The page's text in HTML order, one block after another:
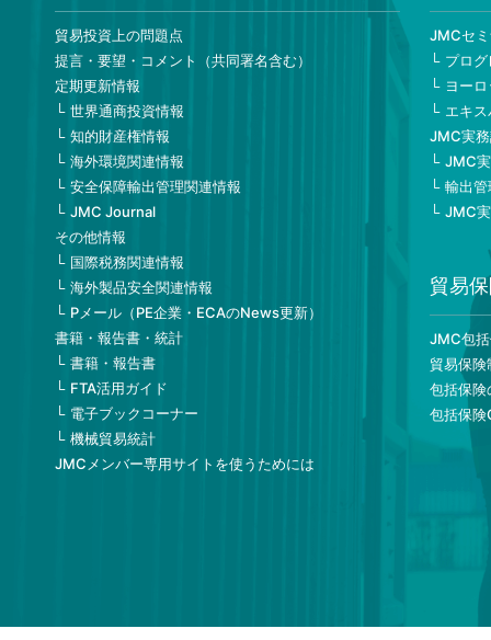
貿易投資上の問題点
提言・要望・コメント（共同署名含む）
定期更新情報
世界通商投資情報
知的財産権情報
海外環境関連情報
安全保障輸出管理関連情報
JMC Journal
その他情報
国際税務関連情報
海外製品安全関連情報
Pメール（PE企業・ECAのNews更新）
書籍・報告書・統計
書籍・報告書
FTA活用ガイド
電子ブックコーナー
機械貿易統計
JMCメンバー専用サイトを使うためには
JMCセ
プロ
ヨー
エキ
JMC実
JMC
輸出
JMC
貿易
JMC包
貿易保険
包括保険
包括保険